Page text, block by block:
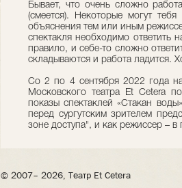
Бывает, что очень сложно
(смеется). Некоторые могут
объяснения тем или иным
спектакля необходимо ответить
правило, и себе-то сложно
складываются и работа ладится.
Со 2 по 4 сентября 2022 года на
Московского театра Et Cetera
показы спектаклей «Стакан
перед сургутским зрителем
зоне доступа", и как режиссер – в
© 2007– 2026, Театр Et Cetera